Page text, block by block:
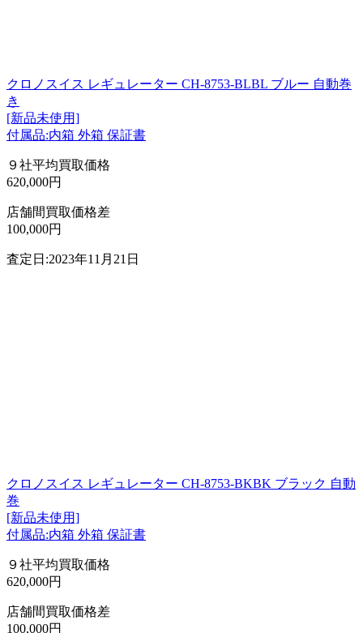
クロノスイス レギュレーター CH-8753-BLBL ブルー 自動巻
き
[新品未使用]
付属品:内箱 外箱 保証書
９社平均買取価格
620,000円
店舗間買取価格差
100,000円
査定日:2023年11月21日
クロノスイス レギュレーター CH-8753-BKBK ブラック 自動
巻
[新品未使用]
付属品:内箱 外箱 保証書
９社平均買取価格
620,000円
店舗間買取価格差
100,000円